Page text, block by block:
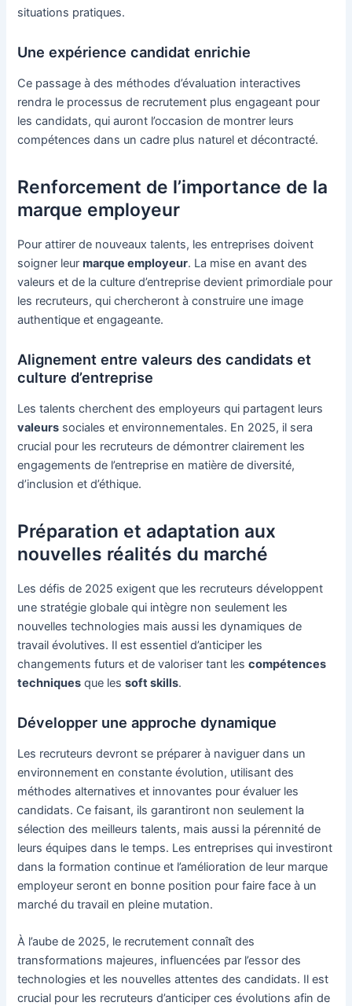
situations pratiques.
Une expérience candidat enrichie
Ce passage à des méthodes d’évaluation interactives
rendra le processus de recrutement plus engageant pour
les candidats, qui auront l’occasion de montrer leurs
compétences dans un cadre plus naturel et décontracté.
Renforcement de l’importance de la
marque employeur
Pour attirer de nouveaux talents, les entreprises doivent
soigner leurmarque employeur. La mise en avant des
valeurs et de la culture d’entreprise devient primordiale pour
les recruteurs, qui chercheront à construire une image
authentique et engageante.
Alignement entre valeurs des candidats et
culture d’entreprise
Les talents cherchent des employeurs qui partagent leurs
valeurs sociales et environnementales. En 2025, il sera
crucial pour les recruteurs de démontrer clairement les
engagements de l’entreprise en matière de diversité,
d’inclusion et d’éthique.
Préparation et adaptation aux
nouvelles réalités du marché
Les défis de 2025 exigent que les recruteurs développent
une stratégie globale qui intègre non seulement les
nouvelles technologies mais aussi les dynamiques de
travail évolutives. Il est essentiel d’anticiper les
changements futurs et de valoriser tant lescompétences
techniques que lessoft skills.
Développer une approche dynamique
Les recruteurs devront se préparer à naviguer dans un
environnement en constante évolution, utilisant des
méthodes alternatives et innovantes pour évaluer les
candidats. Ce faisant, ils garantiront non seulement la
sélection des meilleurs talents, mais aussi la pérennité de
leurs équipes dans le temps. Les entreprises qui investiront
dans la formation continue et l’amélioration de leur marque
employeur seront en bonne position pour faire face à un
marché du travail en pleine mutation.
À l’aube de 2025, le recrutement connaît des
transformations majeures, influencées par l’essor des
technologies et les nouvelles attentes des candidats. Il est
crucial pour les recruteurs d’anticiper ces évolutions afin de